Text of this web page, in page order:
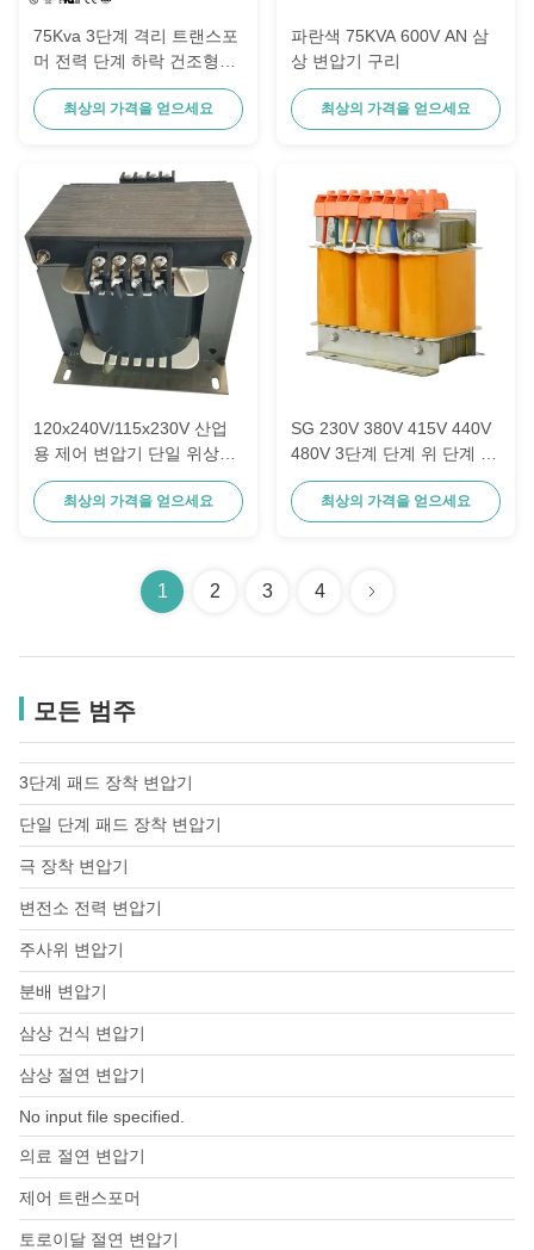
75Kva 3단계 격리 트랜스포
머 전력 단계 하락 건조형
480v 270v 구리 와일링
최상의 가격을 얻으세요
파란색 75KVA 600V AN 삼
상 변압기 구리
최상의 가격을 얻으세요
120x240V/115x230V 산업
용 제어 변압기 단일 위상
50/60Hz
최상의 가격을 얻으세요
SG 230V 380V 415V 440V
480V 3단계 단계 위 단계 아
래 건조형 격리 트랜스포머
최상의 가격을 얻으세요
1 2 3 4
모든 범주
3단계 패드 장착 변압기
단일 단계 패드 장착 변압기
극 장착 변압기
변전소 전력 변압기
주사위 변압기
분배 변압기
삼상 건식 변압기
삼상 절연 변압기
No input file specified.
의료 절연 변압기
제어 트랜스포머
토로이달 절연 변압기